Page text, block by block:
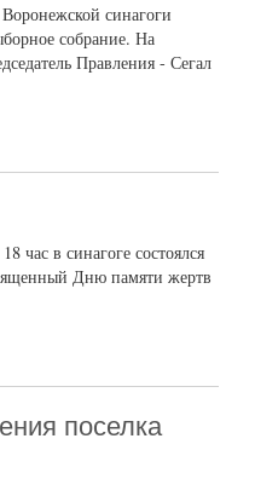
синагоги
собрание. На
Правления - Сегал
час в синагоге состоялся
Дню памяти жертв
поселка